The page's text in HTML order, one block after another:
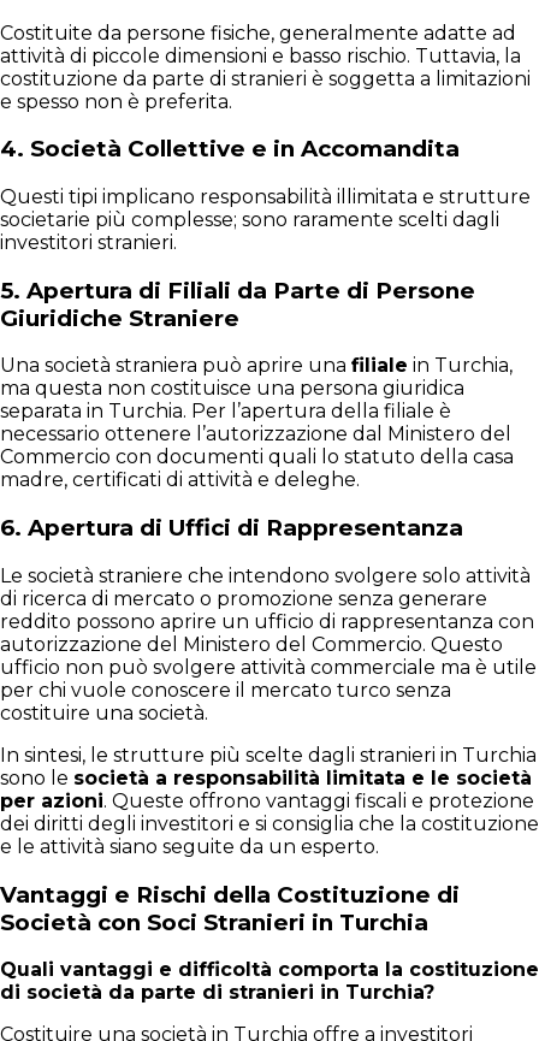
Costituite da persone fisiche, generalmente adatte ad
attività di piccole dimensioni e basso rischio. Tuttavia, la
costituzione da parte di stranieri è soggetta a limitazioni
e spesso non è preferita.
4. Società Collettive e in Accomandita
Questi tipi implicano responsabilità illimitata e strutture
societarie più complesse; sono raramente scelti dagli
investitori stranieri.
5. Apertura di Filiali da Parte di Persone
Giuridiche Straniere
Una società straniera può aprire una filiale in Turchia,
ma questa non costituisce una persona giuridica
separata in Turchia. Per l’apertura della filiale è
necessario ottenere l’autorizzazione dal Ministero del
Commercio con documenti quali lo statuto della casa
madre, certificati di attività e deleghe.
6. Apertura di Uffici di Rappresentanza
Le società straniere che intendono svolgere solo attività
di ricerca di mercato o promozione senza generare
reddito possono aprire un ufficio di rappresentanza con
autorizzazione del Ministero del Commercio. Questo
ufficio non può svolgere attività commerciale ma è utile
per chi vuole conoscere il mercato turco senza
costituire una società.
In sintesi, le strutture più scelte dagli stranieri in Turchia
sono le società a responsabilità limitata e le società
per azioni. Queste offrono vantaggi fiscali e protezione
dei diritti degli investitori e si consiglia che la costituzione
e le attività siano seguite da un esperto.
Vantaggi e Rischi della Costituzione di
Società con Soci Stranieri in Turchia
Quali vantaggi e difficoltà comporta la costituzione
di società da parte di stranieri in Turchia?
Costituire una società in Turchia offre a investitori